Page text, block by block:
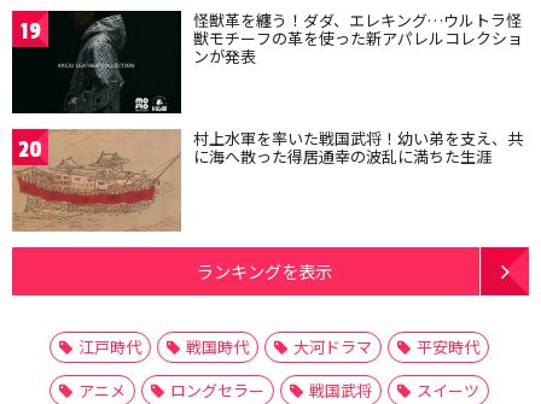
19 怪獣革を纏う！ダダ、エレキング…ウルトラ怪
獣モチーフの革を使った新アパレルコレクショ
ンが発表
20 村上水軍を率いた戦国武将！幼い弟を支え、共
に海へ散った得居通幸の波乱に満ちた生涯
ランキングを表示
江戸時代 戦国時代 大河ドラマ
平安時代
アニメ
ロングセラー 戦国武将
スイーツ